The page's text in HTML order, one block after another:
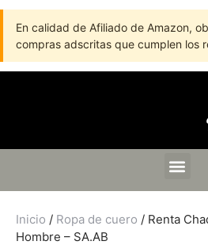
En calidad de Afiliado de Amazon,
compras adscritas que cumplen los
Inicio / Ropa de cuero / Renta
Hombre – SA.AB